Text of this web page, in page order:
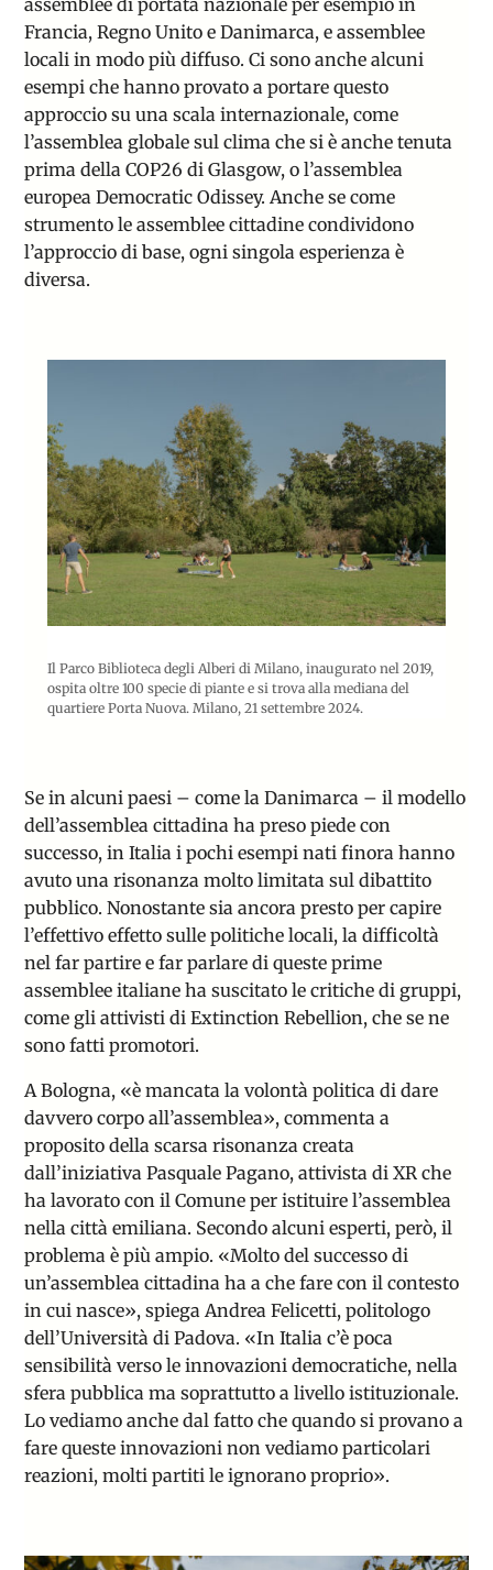
assemblee di portata nazionale per esempio in
Francia, Regno Unito e Danimarca, e assemblee
locali in modo più diffuso. Ci sono anche alcuni
esempi che hanno provato a portare questo
approccio su una scala internazionale, come
l’assemblea globale sul clima che si è anche tenuta
prima della COP26 di Glasgow, o l’assemblea
europeaDemocratic Odissey.Anche se come
strumento le assemblee cittadine condividono
l’approccio di base, ogni singola esperienza è
diversa.
Il Parco Biblioteca degli Alberi di Milano, inaugurato nel 2019,
ospita oltre 100 specie di piante e si trova alla mediana del
quartiere Porta Nuova. Milano, 21 settembre 2024.
Se in alcuni paesi – come la Danimarca – il modello
dell’assemblea cittadina ha preso piede con
successo, in Italia i pochi esempi nati finora hanno
avuto una risonanza molto limitata sul dibattito
pubblico. Nonostante sia ancora presto per capire
l’effettivo effetto sulle politiche locali, la difficoltà
nel far partire e far parlare di queste prime
assemblee italiane ha suscitato le critiche di gruppi,
come gli attivisti di Extinction Rebellion, che se ne
sono fatti promotori.
A Bologna, «è mancata la volontà politica di dare
davvero corpo all’assemblea», commenta a
proposito della scarsa risonanza creata
dall’iniziativa Pasquale Pagano, attivista di XR che
ha lavorato con il Comune per istituire l’assemblea
nella città emiliana. Secondo alcuni esperti, però, il
problema è più ampio. «Molto del successo di
un’assemblea cittadina ha a che fare con il contesto
in cui nasce», spiega Andrea Felicetti, politologo
dell’Università di Padova. «In Italia c’è poca
sensibilità verso le innovazioni democratiche, nella
sfera pubblica ma soprattutto a livello istituzionale.
Lo vediamo anche dal fatto che quando si provano a
fare queste innovazioni non vediamo particolari
reazioni, molti partiti le ignorano proprio».